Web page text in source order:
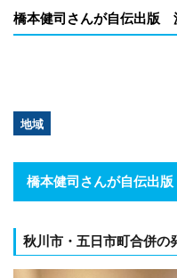
橋本健司さんが自伝出版
地域
橋本健司さんが自伝出
秋川市・五日市町合併の